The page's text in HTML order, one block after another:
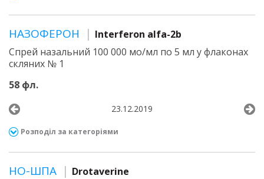
НАЗОФЕРОН
Interferon alfa-2b
Спрей назальний 100 000 мо/мл по 5 мл у флаконах
скляних № 1
58 фл.
23.12.2019
Розподіл за категоріями
НО-ШПА
Drotaverine